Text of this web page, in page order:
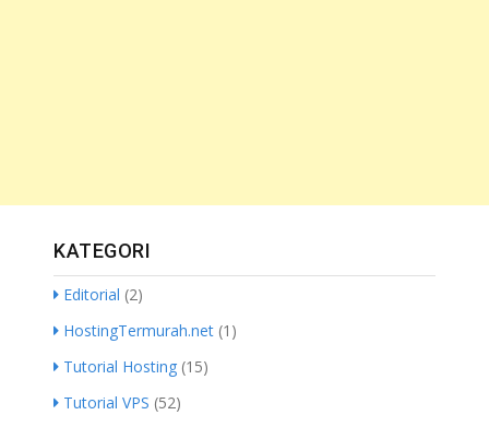
KATEGORI
Editorial (2)
HostingTermurah.net (1)
Tutorial Hosting (15)
Tutorial VPS (52)